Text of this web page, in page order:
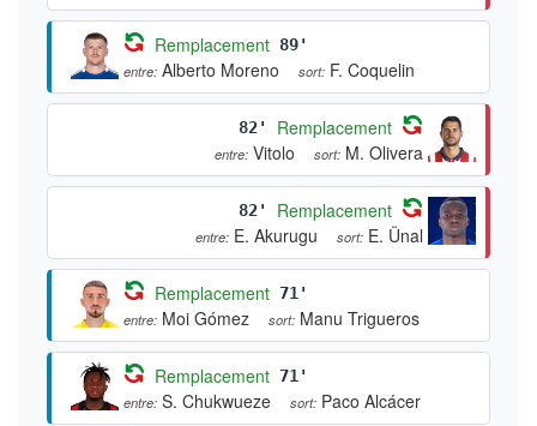
Remplacement 89'
entre: Alberto Moreno sort: F. Coquelin
82' Remplacement
entre: Vitolo sort: M. Olivera
82' Remplacement
entre: E. Akurugu sort: E. Ünal
Remplacement 71'
entre: Moi Gómez sort: Manu Trigueros
Remplacement 71'
entre: S. Chukwueze sort: Paco Alcácer